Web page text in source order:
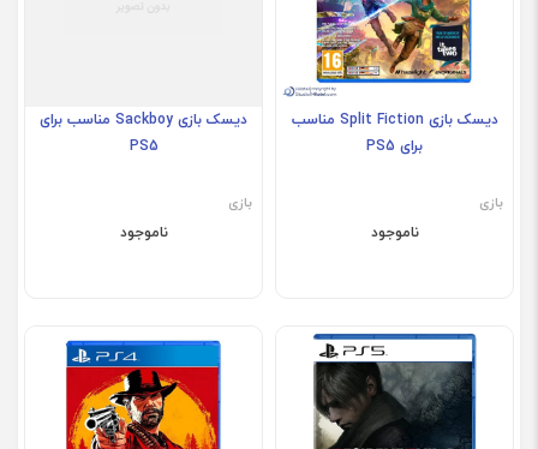
دیسک بازی Split Fiction مناسب
برای PS5
بازی
ناموجود
دیسک بازی Sackboy مناسب برای
PS5
بازی
ناموجود